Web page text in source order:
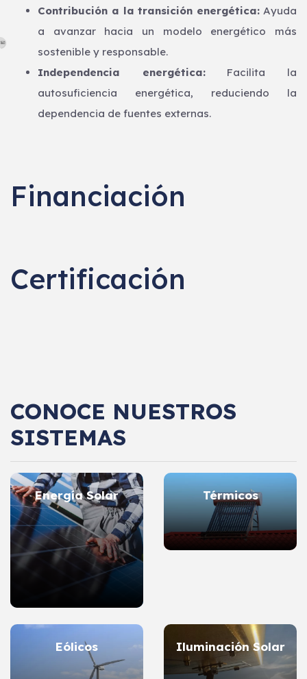
Contribución a la transición energética: Ayuda
a avanzar hacia un modelo energético más
sostenible y responsable.
Independencia energética:Facilita la
autosuficiencia energética, reduciendo la
dependencia de fuentes externas.
Financiación
Certificación
CONOCE NUESTROS
SISTEMAS
Energía Solar Térmicos
Eólicos Iluminación Solar